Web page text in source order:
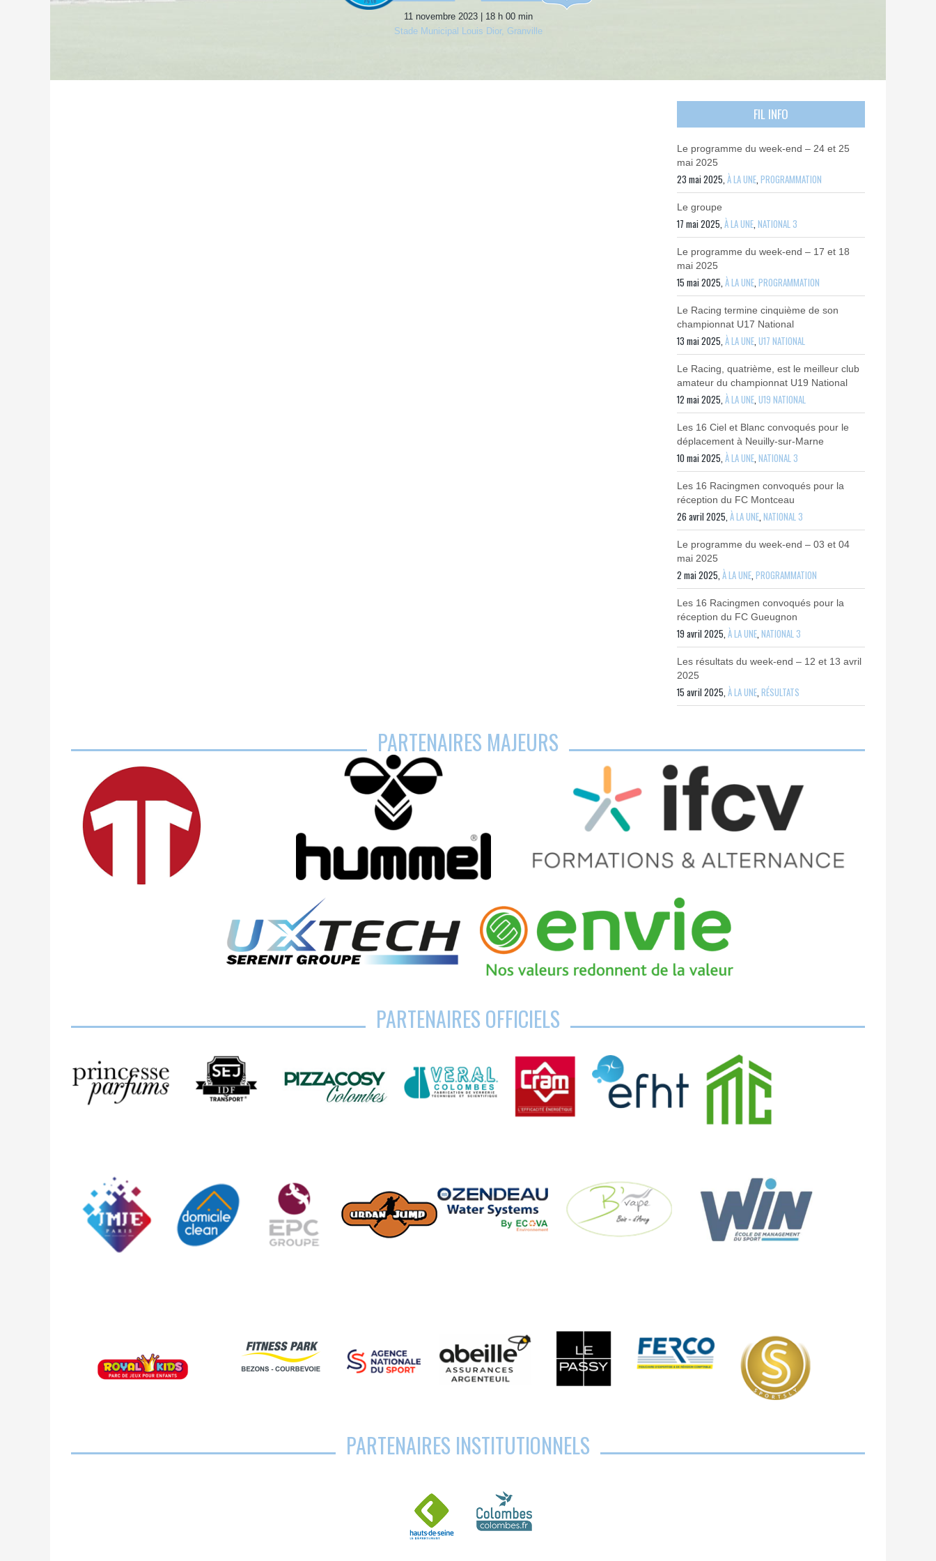
11 novembre 2023 | 18 h 00 min
Stade Municipal Louis Dior, Granville
FIL INFO
Le programme du week-end – 24 et 25
mai 2025
23 mai 2025,À LA UNE,PROGRAMMATION
Le groupe
17 mai 2025,À LA UNE,NATIONAL 3
Le programme du week-end – 17 et 18
mai 2025
15 mai 2025,À LA UNE,PROGRAMMATION
Le Racing termine cinquième de son
championnat U17 National
13 mai 2025,À LA UNE,U17 NATIONAL
Le Racing, quatrième, est le meilleur club
amateur du championnat U19 National
12 mai 2025,À LA UNE,U19 NATIONAL
Les 16 Ciel et Blanc convoqués pour le
déplacement à Neuilly-sur-Marne
10 mai 2025,À LA UNE,NATIONAL 3
Les 16 Racingmen convoqués pour la
réception du FC Montceau
26 avril 2025,À LA UNE,NATIONAL 3
Le programme du week-end – 03 et 04
mai 2025
2 mai 2025,À LA UNE,PROGRAMMATION
Les 16 Racingmen convoqués pour la
réception du FC Gueugnon
19 avril 2025,À LA UNE,NATIONAL 3
Les résultats du week-end – 12 et 13 avril
2025
15 avril 2025,À LA UNE,RÉSULTATS
PARTENAIRES MAJEURS
PARTENAIRES OFFICIELS
PARTENAIRES INSTITUTIONNELS